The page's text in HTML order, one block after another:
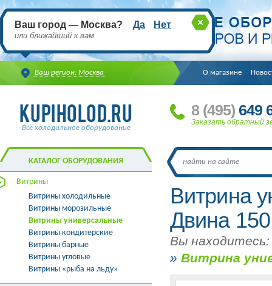
Ваш регион: Москва
Ваш город — Москва? Да Нет
или ближайший к вам
О магазине
Всё холодильное оборудование
8 (495) 649
Заказать обратный
Витрина
Двина
Вы находитесь:
» Витрина
КАТАЛОГ ОБОРУДОВАНИЯ
Витрины
Витрины холодильные
Витрины морозильные
Витрины универсальные
Витрины кондитерские
Витрины барные
Витрины угловые
Витрины «рыба на льду»